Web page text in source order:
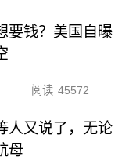
要钱？美国自曝
阅读 45572
人又说了，无论
母